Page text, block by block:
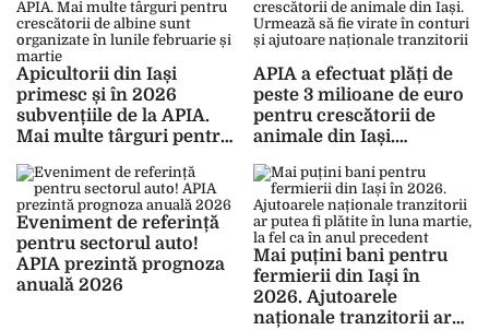
Apicultorii din Iași
primesc și în 2026
subvențiile de la APIA.
Mai multe târguri pentru
organizate în lunile
februarie și martie
APIA a efectuat plăți de
peste 3 milioane de euro
pentru crescătorii de
animale din Iași.
conturi și ajutoare
naționale tranzitorii
Eveniment de referință
pentru sectorul auto!
APIA prezintă prognoza
anuală 2026
Mai puțini bani pentru
fermierii din Iași în
2026. Ajutoarele
naționale tranzitorii ar